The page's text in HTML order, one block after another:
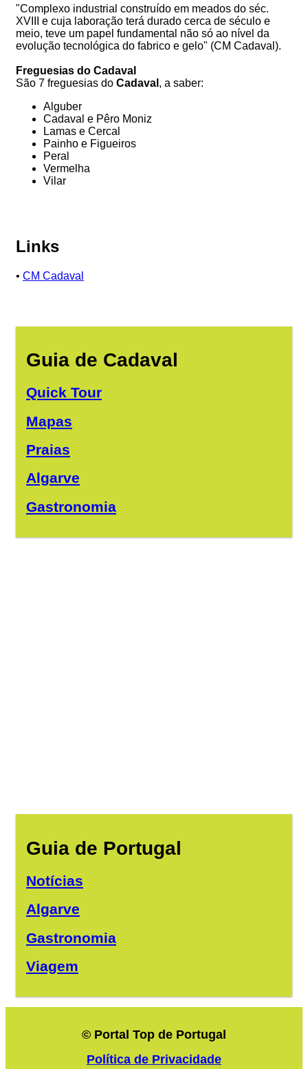
"Complexo industrial construído em meados do séc.
XVIII e cuja laboração terá durado cerca de século e
meio, teve um papel fundamental não só ao nível da
evolução tecnológica do fabrico e gelo" (CM Cadaval).
Freguesias do Cadaval
São 7 freguesias do Cadaval , a saber:
Alguber
Cadaval e Pêro Moniz
Lamas e Cercal
Painho e Figueiros
Peral
Vermelha
Vilar
Links
• CM Cadaval
Guia de Cadaval
Quick Tour
Mapas
Praias
Algarve
Gastronomia
Guia de Portugal
Notícias
Algarve
Gastronomia
Viagem
© Portal Top de Portugal
Política de Privacidade